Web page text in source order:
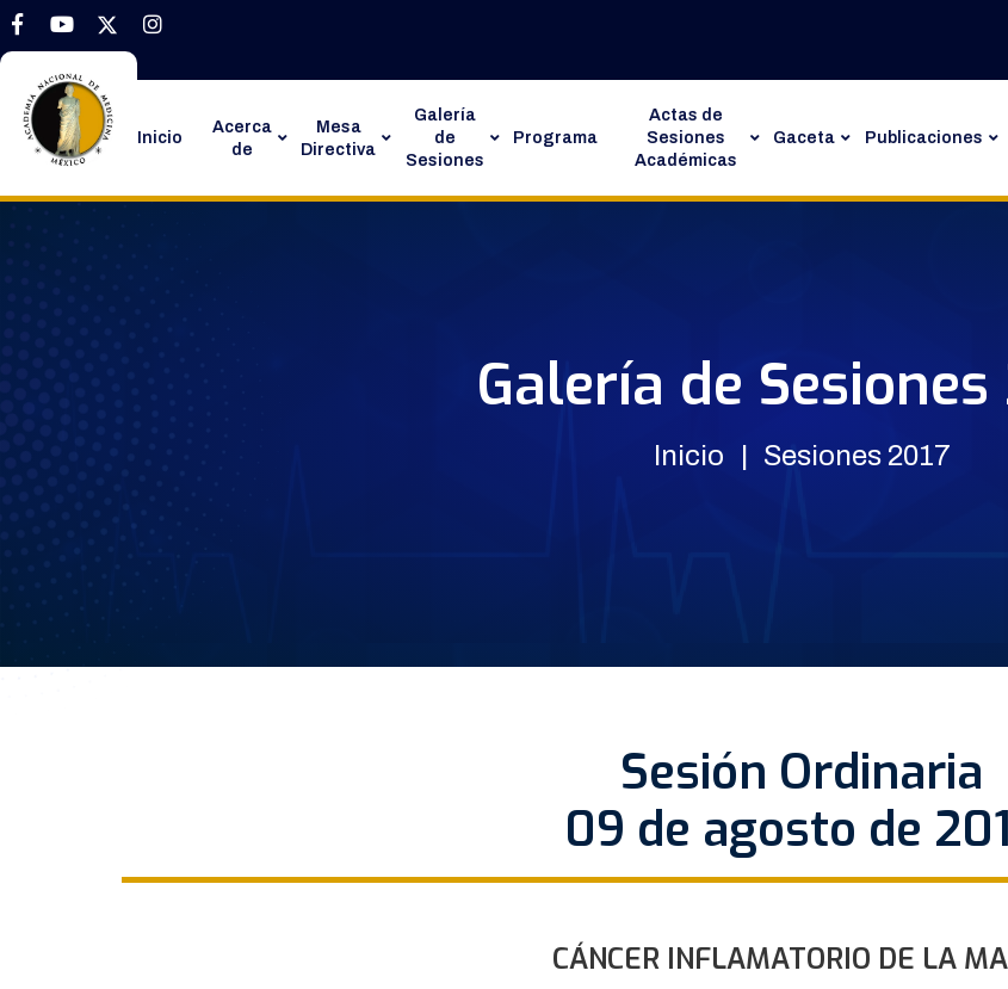
Inicio
Acerca
de
Mesa
Directiva
Galería
de
Sesiones
Programa
Actas de
Sesiones
Académicas
Gaceta Publicaciones
Galería de Sesiones
Inicio Sesiones 2017
Sesión Ordinaria
09 de agosto de
CÁNCER INFLAMATORIO DE LA